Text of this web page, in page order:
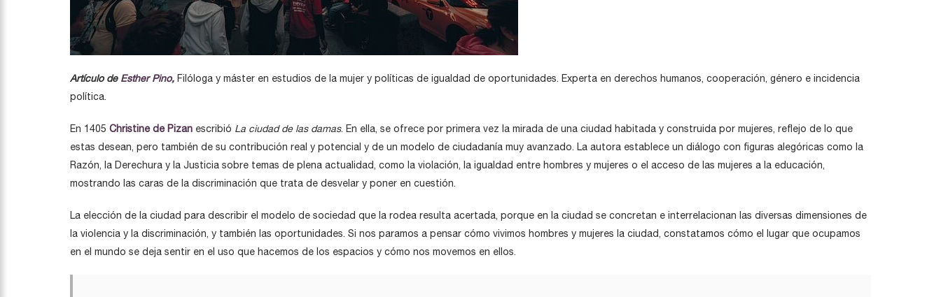
Artículo de Esther Pino, Filóloga y máster en estudios de la mujer y políticas de igualdad de oportunidades. Experta en derechos humanos, cooperación, género e incidencia
política.
En 1405 Christine de Pizan escribió La ciudad de las damas. En ella, se ofrece por primera vez la mirada de una ciudad habitada y construida por mujeres, reflejo de lo que
estas desean, pero también de su contribución real y potencial y de un modelo de ciudadanía muy avanzado. La autora establece un diálogo con figuras alegóricas como la
Razón, la Derechura y la Justicia sobre temas de plena actualidad, como la violación, la igualdad entre hombres y mujeres o el acceso de las mujeres a la educación,
mostrando las caras de la discriminación que trata de desvelar y poner en cuestión.
La elección de la ciudad para describir el modelo de sociedad que la rodea resulta acertada, porque en la ciudad se concretan e interrelacionan las diversas dimensiones de
la violencia y la discriminación, y también las oportunidades. Si nos paramos a pensar cómo vivimos hombres y mujeres la ciudad, constatamos cómo el lugar que ocupamos
en el mundo se deja sentir en el uso que hacemos de los espacios y cómo nos movemos en ellos.